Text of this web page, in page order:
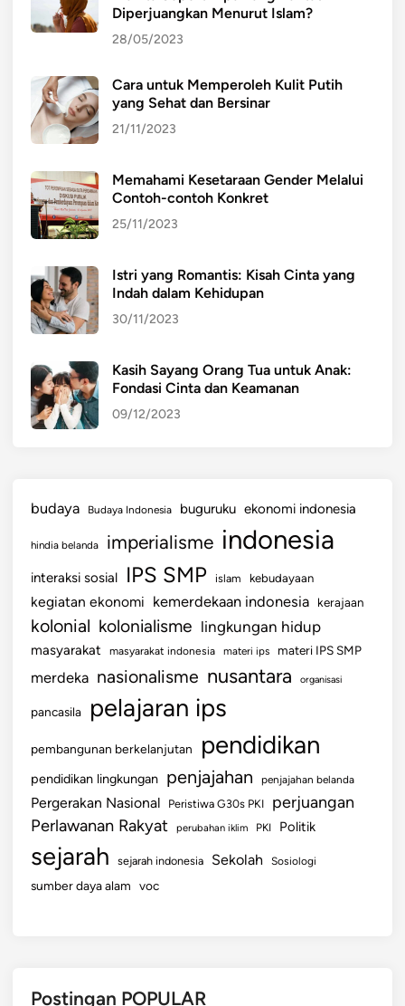
Diperjuangkan Menurut Islam?
28/05/2023
Cara untuk Memperoleh Kulit Putih
yang Sehat dan Bersinar
21/11/2023
Memahami Kesetaraan Gender Melalui
Contoh-contoh Konkret
25/11/2023
Istri yang Romantis: Kisah Cinta yang
Indah dalam Kehidupan
30/11/2023
Kasih Sayang Orang Tua untuk Anak:
Fondasi Cinta dan Keamanan
09/12/2023
budaya Budaya Indonesia buguruku ekonomi indonesia
hindia belanda imperialisme indonesia
interaksi sosial IPS SMP islam kebudayaan
kegiatan ekonomi kemerdekaan indonesia kerajaan
kolonial kolonialisme lingkungan hidup
masyarakat masyarakat indonesia materi ips materi IPS SMP
merdeka nasionalisme nusantara organisasi
pancasila pelajaran ips
pembangunan berkelanjutan pendidikan
pendidikan lingkungan penjajahan penjajahan belanda
Pergerakan Nasional Peristiwa G30s PKI perjuangan
Perlawanan Rakyat perubahan iklim PKI Politik
sejarah sejarah indonesia Sekolah Sosiologi
sumber daya alam voc
Postingan POPULAR